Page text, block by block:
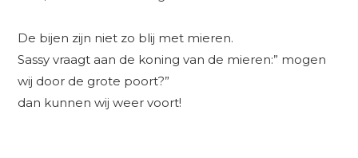
De bijen zijn niet zo blij met mieren.
Sassy vraagt aan de koning van de mieren:” mogen
wij door de grote poort?”
dan kunnen wij weer voort!